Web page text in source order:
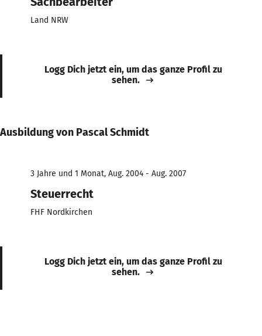
Land NRW
Logg Dich jetzt ein, um das ganze Profil zu
sehen.
Ausbildung von Pascal Schmidt
3 Jahre und 1 Monat, Aug. 2004 - Aug. 2007
Steuerrecht
FHF Nordkirchen
Logg Dich jetzt ein, um das ganze Profil zu
sehen.